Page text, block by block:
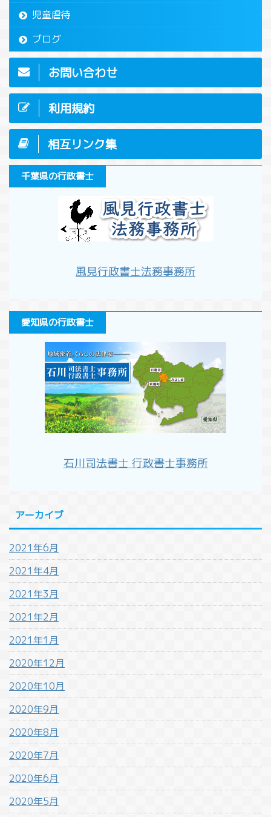
児童虐待
ブログ
お問い合わせ
利用規約
相互リンク集
千葉県の行政書士
風見行政書士法務事務所
愛知県の行政書士
石川司法書士 行政書士事務所
アーカイブ
2021年6月
2021年4月
2021年3月
2021年2月
2021年1月
2020年12月
2020年10月
2020年9月
2020年8月
2020年7月
2020年6月
2020年5月